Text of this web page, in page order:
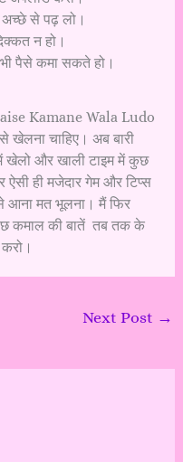
अच्छे से पढ़ लो।
न हो।
पैसे कमा सकते हो।
Kamane Wala Ludo
खेलना चाहिए। अब बारी
खेलो और खाली टाइम में कुछ
ऐसी ही मजेदार गेम और टिप्स
आना मत भूलना। मैं फिर
कमाल की बातें तब तक के
Next Post →